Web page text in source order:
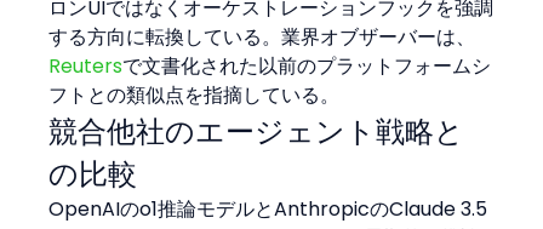
ロンUIではなくオーケストレーションフックを強調
する方向に転換している。業界オブザーバーは、
Reutersで文書化された以前のプラットフォームシ
フトとの類似点を指摘している。
競合他社のエージェント戦略と
の比較
OpenAIのo1推論モデルとAnthropicのClaude 3.5